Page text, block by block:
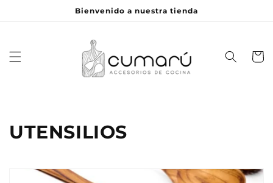
Bienvenido a nuestra tienda
Carrito
C
UTENSILIOS